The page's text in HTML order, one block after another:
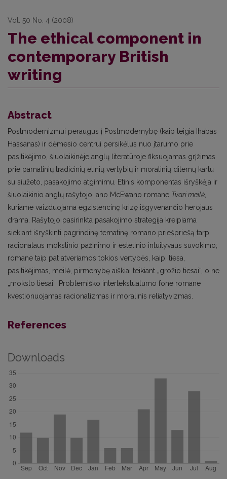
Vol. 50 No. 4 (2008)
The ethical component in
contemporary British
writing
Abstract
Postmodernizmui peraugus į Postmodernybę (kaip teigia Ihabas
Hassanas) ir dėmesio centrui persikė­lus nuo įtarumo prie
pasitikėjimo, šiuolaikinėje an­glų literatūroje fiksuojamas grįžimas
prie pamatinių tradicinių etinių vertybių ir moralinių dilemų kartu
su siužeto, pasakojimo atgimimu. Etinis kompo­nentas išryškėja ir
šiuolaikinio anglų rašytojo Iano McEwano romane Tvari meilė
kuriame vaizduoja­ma egzistencinę krizę išgyvenančio herojaus
drama. Rašytojo pasirinkta pasakojimo strategija kreipia­ma
siekiant išryškinti pagrindinę tematinę romano priešpriešą tarp
racionalaus mokslinio pažinimo ir estetinio intuityvaus suvokimo;
romane taip pat at­veriamos tokios vertybės, kaip: tiesa,
pasitikėjimas, meilė, pirmenybę aiškiai teikiant „grožio tiesai“, o ne
„mokslo tiesai“. Problemiško intertekstualumo fone romane
kvestionuojamas racionalizmas ir mo­ralinis reliatyvizmas.
References
Downloads